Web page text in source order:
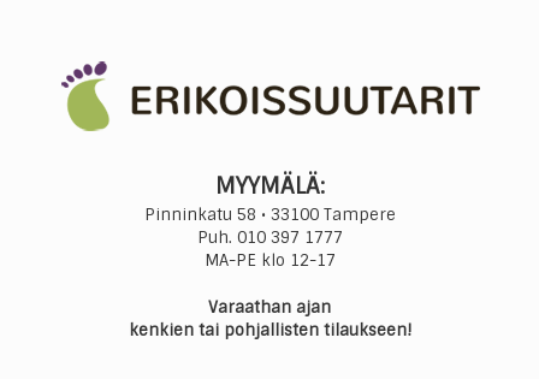
MYYMÄLÄ:
Pinninkatu 58 • 33100 Tampere
Puh. 010 397 1777
MA-PE klo 12-17
Varaathan ajan
kenkien tai pohjallisten tilaukseen!